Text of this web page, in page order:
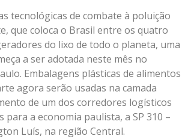
tecnológicas de combate à poluição
que coloca o Brasil entre os quatro
do lixo de todo o planeta, uma
a ser adotada neste mês no
Embalagens plásticas de alimentos
agora serão usadas na camada
de um dos corredores logísticos
para a economia paulista, a SP 310 –
Luís, na região Central.